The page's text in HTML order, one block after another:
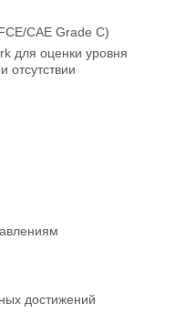
CAE Grade C)
для оценки уровня
отсутствии
достижений